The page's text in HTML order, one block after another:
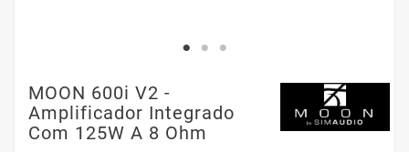
MOON 600i V2 -
Amplificador Integrado
Com 125W A 8 Ohm